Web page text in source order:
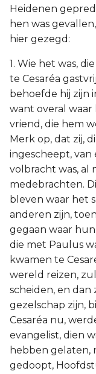
Heidenen
hen was
hier gezegd:
1. Wie het was,
te Cesaréa
behoefde hij zijn
want overal waar
vriend, die hem
Merk op, dat zij,
ingescheept, van
volbracht was, al
medebrachten.
bleven waar het
anderen zijn,
gegaan waar
die met Paulus
kwamen te
wereld reizen,
scheiden, en dan
gezelschap zijn,
Cesaréa nu,
evangelist, dien
hebben gelaten,
gedoopt,